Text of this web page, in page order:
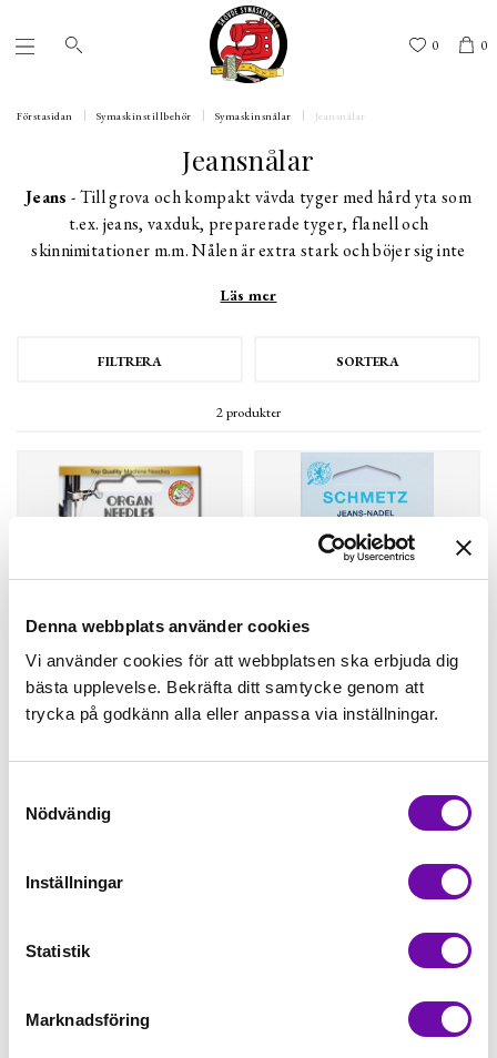
Denna webbplats använder cookies
Vi använder cookies för att webbplatsen ska erbjuda dig
bästa upplevelse. Bekräfta ditt samtycke genom att
trycka på godkänn alla eller anpassa via inställningar.
Nödvändig
Inställningar
Statistik
Marknadsföring
0
0
Förstasidan Symaskinstillbehör Symaskinsnålar Jeansnålar
Jeansnålar
Jeans - Till grova och kompakt vävda tyger med hård yta som
t.ex. jeans, vaxduk, preparerade tyger, flanell och
skinnimitationer m.m. Nålen är extra stark och böjer sig inte
det smala nålsögat.
Läs mer
FILTRERA SORTERA
2 produkter
Organ
Jeansnål, 5-pack,
39 kr
Schmetz
Jeansnål, 80. 5-pack
Köp